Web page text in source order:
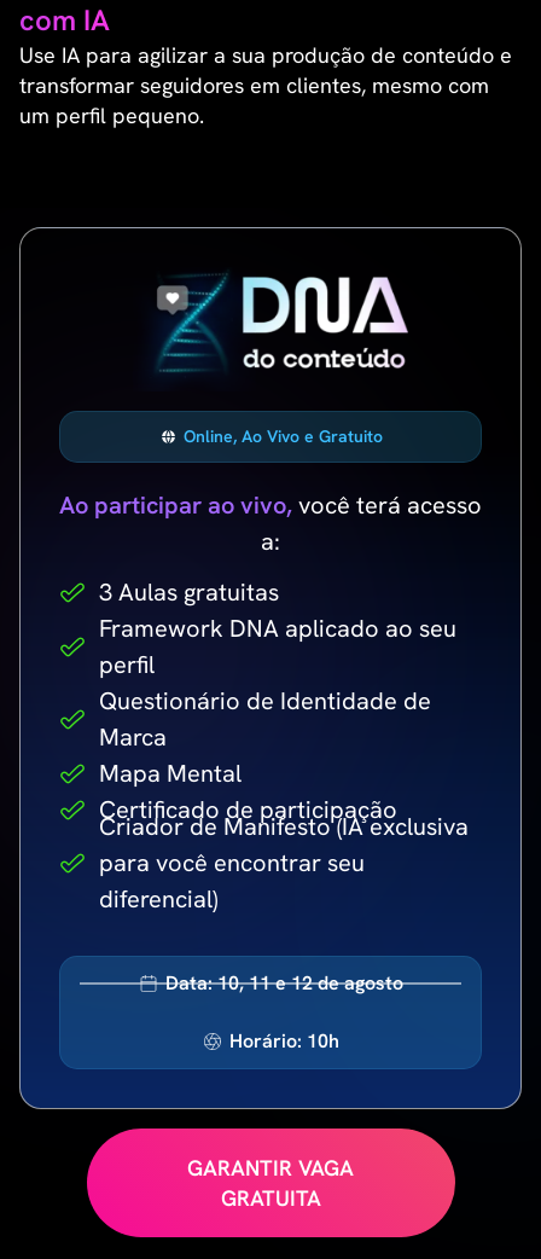
com IA
Use IA para agilizar a sua produção de conteúdo e
transformar seguidores em clientes, mesmo com
um perfil pequeno.
Online, Ao Vivo e Gratuito
Ao participar ao vivo,você terá acesso
a:
3 Aulas gratuitas
Framework DNA aplicado ao seu
perfil
Questionário de Identidade de
Marca
Mapa Mental
Certificado de participação
Criador de Manifesto (IA exclusiva
para você encontrar seu
diferencial)
Data: 10, 11 e 12 de agosto
Horário: 10h
GARANTIR VAGA
GRATUITA